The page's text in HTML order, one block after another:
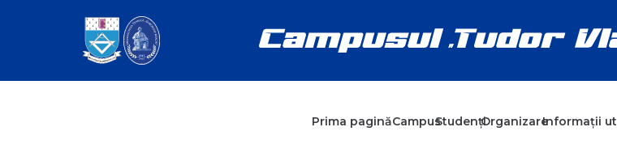
Prima paginăCampusStudențiOrganizareInformații